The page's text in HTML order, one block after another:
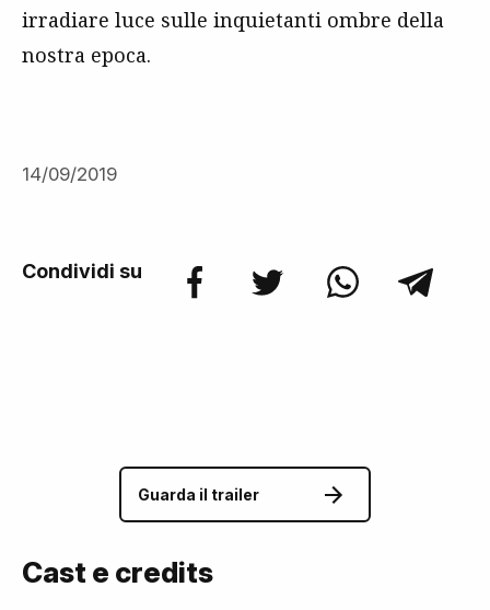
irradiare luce sulle inquietanti ombre della
nostra epoca.
14/09/2019
Condividi su
Guarda il trailer
Cast e credits